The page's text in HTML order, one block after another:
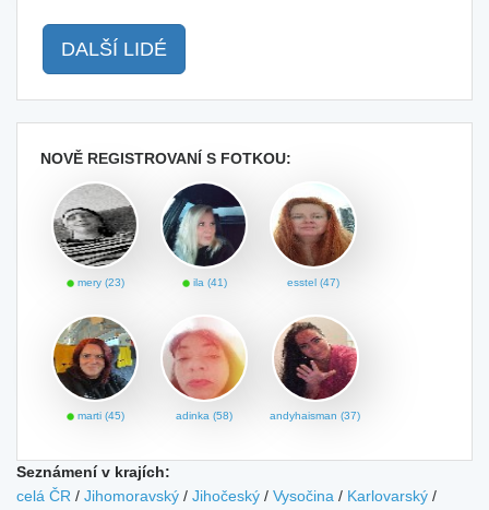
DALŠÍ LIDÉ
NOVĚ REGISTROVANÍ S FOTKOU:
mery (23) ila (41) esstel (47)
marti (45) adinka (58) andyhaisman (37)
Seznámení v krajích:
celá ČR / Jihomoravský / Jihočeský / Vysočina / Karlovarský /